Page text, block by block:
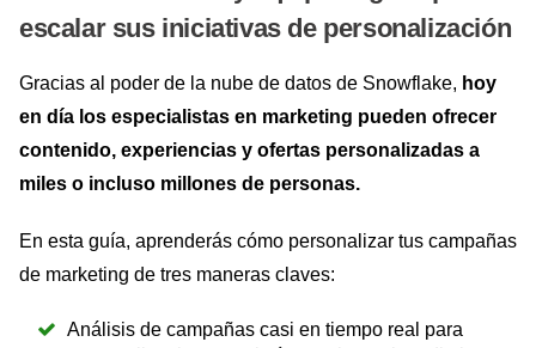
escalar sus iniciativas de personalización
Gracias al poder de la nube de datos de Snowflake, hoy
en día los especialistas en marketing pueden ofrecer
contenido, experiencias y ofertas personalizadas a
miles o incluso millones de personas.
En esta guía, aprenderás cómo personalizar tus campañas
de marketing de tres maneras claves:
Análisis de campañas casi en tiempo real para